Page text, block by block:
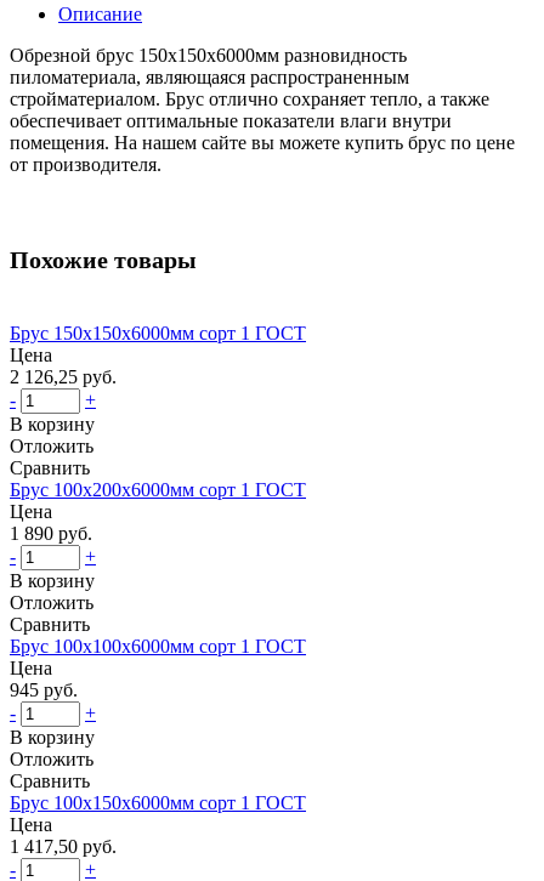
Описание
Обрезной брус 150x150x6000мм разновидность
пиломатериала, являющаяся распространенным
стройматериалом. Брус отлично сохраняет тепло, а также
обеспечивает оптимальные показатели влаги внутри
помещения. На нашем сайте вы можете купить брус по цене
от производителя.
Похожие товары
Брус 150х150х6000мм сорт 1 ГОСТ
Цена
2 126,25 руб.
-
+
В корзину
Отложить
Сравнить
Брус 100х200х6000мм сорт 1 ГОСТ
Цена
1 890 руб.
-
+
В корзину
Отложить
Сравнить
Брус 100х100х6000мм сорт 1 ГОСТ
Цена
945 руб.
-
+
В корзину
Отложить
Сравнить
Брус 100х150х6000мм сорт 1 ГОСТ
Цена
1 417,50 руб.
-
+